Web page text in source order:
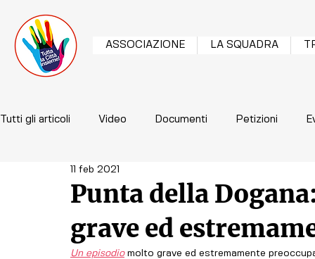
ASSOCIAZIONE LA SQUADRA
Tutti gli articoli Video Documenti Petizioni
Punta della
grave ed
11 feb 2021
Un episodio molto grave ed estremamente